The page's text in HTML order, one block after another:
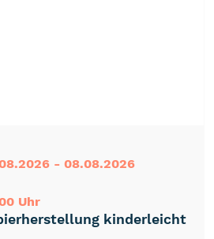
- 08.08.2026
Uhr
kinderleicht